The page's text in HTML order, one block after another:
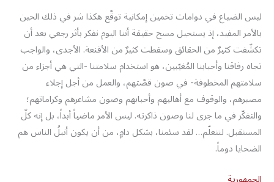
ليس الضياع في دوامات تخمين إمكانية توقّع هكذا شر في ذلك الحين
بالأمر المفيد، إذ يستحيل مسح حقيقة أننا اليوم نفكر بأثر رجعي بعد أن
تكشّفت كثيرٌ من الحقائق وسقطت كثيرٌ من الأقنعة. الأجدى، والواجب
تجاه رفاقنا وأحبابنا المُغيّبين، هو استخدام سلامتنا -التي هي أجزاء من
سلامتهم المخطوفة- في صون قصّتهم، والعمل من أجل إجلاء
مصيرهم، والوقوف مع أهاليهم وأحبابهم وصون مشاعرهم وكراماتهم؛
والتفكّر في ما جرى لنا وصون ذاكرته. ليس الأمر ماضياً أبداً، بل إنه كلّ
المستقبل. لنتعلّم… لقد سئمنا، بشكل دامٍ، من أن يكون أنبلُ الناس هم
الضحايا دوماً.